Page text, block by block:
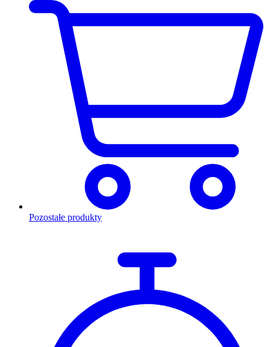
Pozostałe produkty